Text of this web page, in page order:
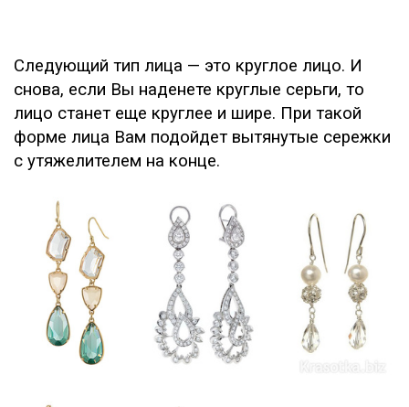
Следующий тип лица — это круглое лицо. И
снова, если Вы наденете круглые серьги, то
лицо станет еще круглее и шире. При такой
форме лица Вам подойдет вытянутые сережки
с утяжелителем на конце.